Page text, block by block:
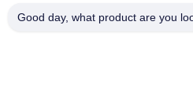
Vidéos
Good day, what product are you